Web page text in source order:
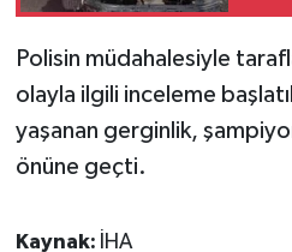
Polisin müdahalesiyle
olayla ilgili inceleme
yaşanan gerginlik,
önüne geçti.
Kaynak: İHA
SPOR HABERLERİ
TEKNOLOJİ
Turizm
ÜLKE GÜNDEMİ